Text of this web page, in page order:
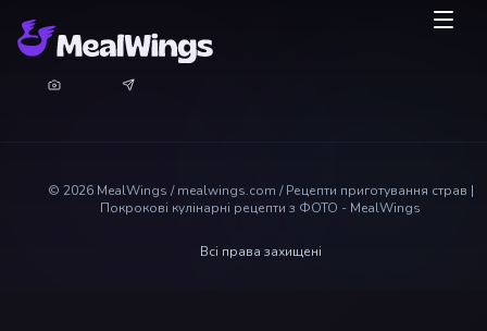
© 2026 MealWings / mealwings.com /Рецепти приготування страв |
Покрокові кулінарні рецепти з ФОТО - MealWings
Всі права захищені